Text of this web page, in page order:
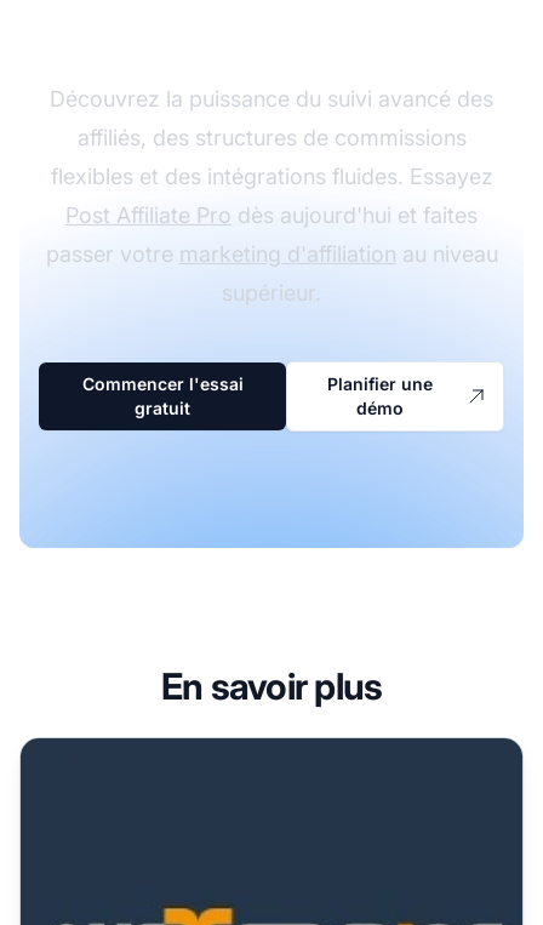
Découvrez la puissance du suivi avancé des
affiliés, des structures de commissions
flexibles et des intégrations fluides. Essayez
Post Affiliate Pro dès aujourd'hui et faites
passer votre marketing d'affiliation au niveau
supérieur.
Commencer l'essai
gratuit
Planifier une
démo
En savoir plus
Contact du département d'affiliation AyeT-Studios